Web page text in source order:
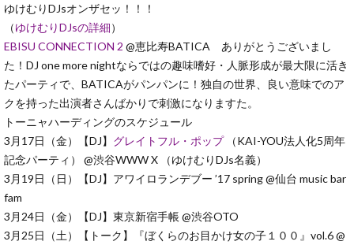
ゆけむりDJsオンザセッ！！！
（ゆけむりDJsの詳細）
EBISU CONNECTION 2 @恵比寿BATICA ありがとうございまし
た！DJ one more nightならではの趣味嗜好・人脈形成が最大限に活き
たパーティで、BATICAがパンパンに！独自の世界、良い意味でのア
クを持った出演者さんばかりで刺激になりますた。
トーニャハーディングのスケジュール
3月17日（金）【DJ】 グレイトフル・ポップ（KAI-YOU法人化5周年
記念パーティ） @渋谷WWW X （ゆけむりDJs名義）
3月19日（日）【DJ】アワイロランデブー ’17 spring @仙台 music bar
fam
3月24日（金）【DJ】東京新宿手帳 @渋谷OTO
3月25日（土）【トーク】『ぼくらのお目かけ女の子１００』vol.6 @